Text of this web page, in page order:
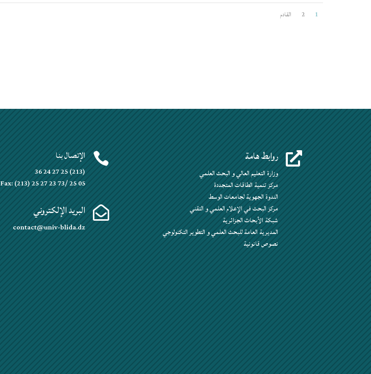
1
2 القادم
 الإتصال بنا
(213) 25 27 24 36
Fax: (213) 25 27 23 73/ 25 05
 البريد الإلكتروني
contact@univ-blida.dz
 روابط هامة
وزارة التعليم العالي و البحث العلمي
مركز تنمية الطاقات المتجددة
الندوة الجهوية لجامعات الوسط
مركز البحث في الإعلام العلمي و التقني
شبكة الأبحاث الجزائرية
المديرية العامة للبحث العلمي و التطوير التكنولوجي
نصوص قانونية